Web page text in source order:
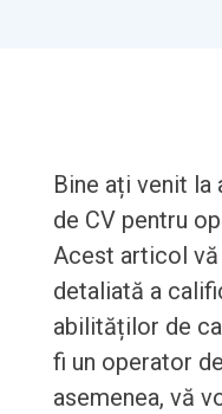
Bine ați venit
de CV pentru
Acest articol
detaliată a
abilităților de
fi un operator
asemenea, vă